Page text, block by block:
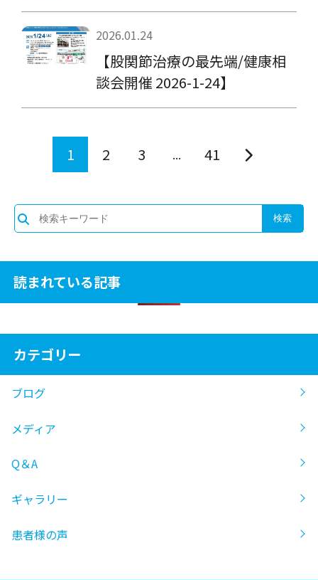
2026.01.24
【股関節治療の最先端/健康相
談会開催 2026-1-24】
1 2 3 ... 41
読まれている記事
カテゴリー
ブログ
メディア
Q＆A
ギャラリー
患者様の声